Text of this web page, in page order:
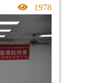
點擊率
1978